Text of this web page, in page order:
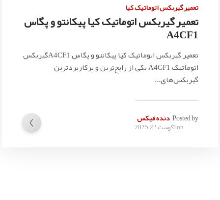
تعمیر گیربکس اتوماتیک,کیا
تعمیر گیربکس اتوماتیک کیا پیکانتو و پگاس
A4CF1
تعمیر گیربکس اتوماتیک کیا پیکانتو و پگاس A4CF1گیربکس
اتوماتیک A4CF1 یکی از رایج‌ترین و پرکاربردترین
گیربکس‌های...
Posted byدنده فیکس
onآگوست 22, 2025